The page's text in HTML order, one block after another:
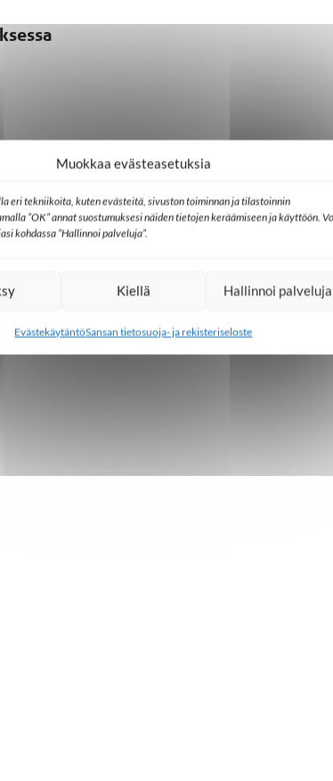
Muokkaa evästeasetuksia
eri tekniikoita, kuten evästeitä, sivuston toiminnan ja tilastoinnin
”OK” annat suostumuksesi näiden tietojen keräämiseen ja käyttöön.
kohdassa ”Hallinnoi palveluja”.
Kiellä Hallinnoi palveluja
EvästekäytäntöSansan tietosuoja- ja rekisteriseloste
vahva tarina uskosta ja kasvusta